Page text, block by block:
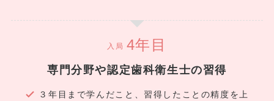
入局
専門分野や認定歯科衛生士の習得
３年目まで学んだこと、習得したことの精度を上